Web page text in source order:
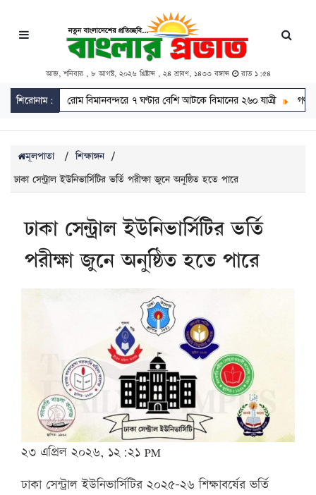
আজ, শনিবার , ৮ আগস্ট, ২০২৬ খ্রিষ্টাব্দ , ২৪ শ্রাবণ, ১৪৩৩ বঙ্গাব্দ রাত ১:৫৪
শিরোনাম:রোম বিমানবন্দরে ৭ ঘণ্টার বেশি আটকে বিমানের ২৬০ যাত্রী গণমাধ্যম
মূলপাতা / শিক্ষাঙ্গন /
ঢাকা সেন্ট্রাল ইউনিভার্সিটির ভর্তি পরীক্ষা জুনে অনুষ্ঠিত হতে পারে
ঢাকা সেন্ট্রাল ইউনিভার্সিটির ভর্তি
পরীক্ষা জুনে অনুষ্ঠিত হতে পারে
২৩ এপ্রিল ২০২৬, ১২:২১ PM
ঢাকা সেন্ট্রাল ইউনিভার্সিটির ২০২৫–২৬ শিক্ষাবর্ষের ভর্তি